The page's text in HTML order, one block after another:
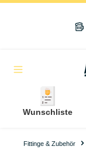
Wunschliste
Fittinge & Zubehör